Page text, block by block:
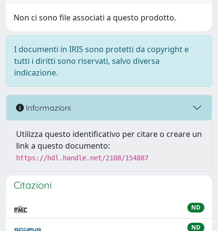
Non ci sono file associati a questo prodotto.
I documenti in IRIS sono protetti da copyright e
tutti i diritti sono riservati, salvo diversa
indicazione.
Informazioni
Utilizza questo identificativo per citare o creare un
link a questo documento:
https://hdl.handle.net/2108/154887
Citazioni
ND
ND